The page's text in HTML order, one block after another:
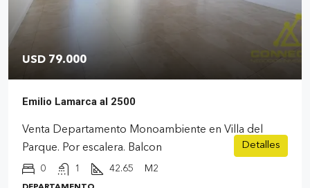
USD 79.000
Emilio Lamarca al 2500
Venta Departamento Monoambiente en Villa del
Parque. Por escalera. Balcon
0 1 42.65 M2
Detalles